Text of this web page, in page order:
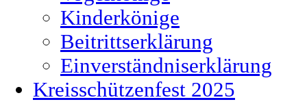
Kinderkönige
Beitrittserklärung
Einverständniserklärung
Kreisschützenfest 2025